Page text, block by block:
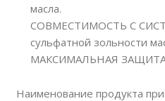
масла.
СОВМЕСТИМОСТЬ С
сульфатной зольности
МАКСИМАЛЬНАЯ ЗАЩИТА:
Наименование продукта